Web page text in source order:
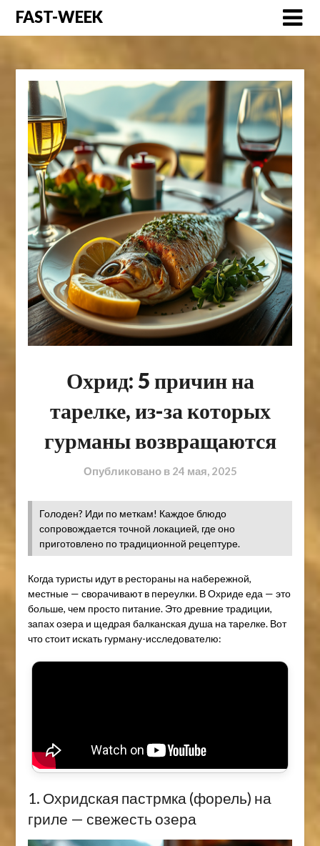
Перейти
FAST-WEEK
Охрид: 5 причин на
тарелке, из-за которых
гурманы возвращаются
Опубликовано в 24 мая, 2025
Голоден? Иди по меткам! Каждое блюдо
сопровождается точной локацией, где оно
приготовлено по традиционной рецептуре.
Когда туристы идут в рестораны на набережной,
местные — сворачивают в переулки. В Охриде еда — это
больше, чем просто питание. Это древние традиции,
запах озера и щедрая балканская душа на тарелке. Вот
что стоит искать гурману-исследователю:
1. Охридская пастрмка (форель) на
гриле — свежесть озера